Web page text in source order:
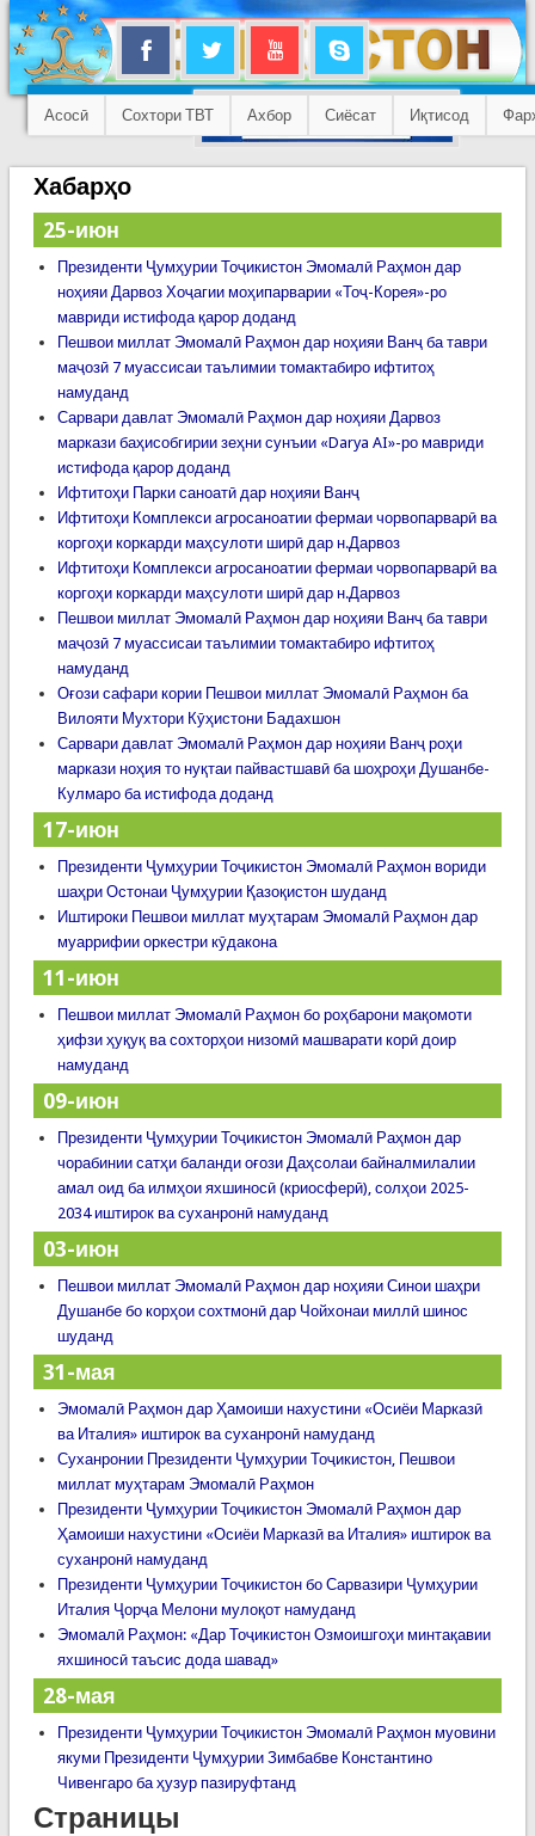
Асосӣ Сохтори ТВТ Ахбор Сиёсат Иқтисод
Хабарҳо
25-июн
Президенти Ҷумҳурии Тоҷикистон Эмомалӣ Раҳмон дар
ноҳияи Дарвоз Хоҷагии моҳипарварии «Тоҷ-Корея»-ро
мавриди истифода қарор доданд
Пешвои миллат Эмомалӣ Раҳмон дар ноҳияи Ванҷ ба таври
маҷозӣ 7 муассисаи таълимии томактабиро ифтитоҳ
намуданд
Сарвари давлат Эмомалӣ Раҳмон дар ноҳияи Дарвоз
маркази баҳисобгирии зеҳни сунъии «Darya AI»-ро мавриди
истифода қарор доданд
Ифтитоҳи Парки саноатӣ дар ноҳияи Ванҷ
Ифтитоҳи Комплекси агросаноатии фермаи чорвопарварӣ ва
коргоҳи коркарди маҳсулоти ширӣ дар н.Дарвоз
Ифтитоҳи Комплекси агросаноатии фермаи чорвопарварӣ ва
коргоҳи коркарди маҳсулоти ширӣ дар н.Дарвоз
Пешвои миллат Эмомалӣ Раҳмон дар ноҳияи Ванҷ ба таври
маҷозӣ 7 муассисаи таълимии томактабиро ифтитоҳ
намуданд
Оғози сафари кории Пешвои миллат Эмомалӣ Раҳмон ба
Вилояти Мухтори Кӯҳистони Бадахшон
Сарвари давлат Эмомалӣ Раҳмон дар ноҳияи Ванҷ роҳи
маркази ноҳия то нуқтаи пайвастшавӣ ба шоҳроҳи Душанбе-
Кулмаро ба истифода доданд
17-июн
Президенти Ҷумҳурии Тоҷикистон Эмомалӣ Раҳмон вориди
шаҳри Остонаи Ҷумҳурии Қазоқистон шуданд
Иштироки Пешвои миллат муҳтарам Эмомалӣ Раҳмон дар
муаррифии оркестри кӯдакона
11-июн
Пешвои миллат Эмомалӣ Раҳмон бо роҳбарони мақомоти
ҳифзи ҳуқуқ ва сохторҳои низомӣ машварати корӣ доир
намуданд
09-июн
Президенти Ҷумҳурии Тоҷикистон Эмомалӣ Раҳмон дар
чорабинии сатҳи баланди оғози Даҳсолаи байналмилалии
амал оид ба илмҳои яхшиносӣ (криосферӣ), солҳои 2025-
2034 иштирок ва суханронӣ намуданд
03-июн
Пешвои миллат Эмомалӣ Раҳмон дар ноҳияи Синои шаҳри
Душанбе бо корҳои сохтмонӣ дар Чойхонаи миллӣ шинос
шуданд
31-мая
Эмомалӣ Раҳмон дар Ҳамоиши нахустини «Осиёи Марказӣ
ва Италия» иштирок ва суханронӣ намуданд
Суханронии Президенти Ҷумҳурии Тоҷикистон, Пешвои
миллат муҳтарам Эмомалӣ Раҳмон
Президенти Ҷумҳурии Тоҷикистон Эмомалӣ Раҳмон дар
Ҳамоиши нахустини «Осиёи Марказӣ ва Италия» иштирок ва
суханронӣ намуданд
Президенти Ҷумҳурии Тоҷикистон бо Сарвазири Ҷумҳурии
Италия Ҷорҷа Мелони мулоқот намуданд
Эмомалӣ Раҳмон: «Дар Тоҷикистон Озмоишгоҳи минтақавии
яхшиносӣ таъсис дода шавад»
28-мая
Президенти Ҷумҳурии Тоҷикистон Эмомалӣ Раҳмон муовини
якуми Президенти Ҷумҳурии Зимбабве Константино
Чивенгаро ба ҳузур пазируфтанд
Страницы